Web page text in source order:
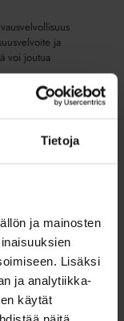
Tietoja
ja mainosten
Lisäksi
ja analytiikka-
käytät
ja
voi joutua
Mitkä taloyhtiön
sähköinen